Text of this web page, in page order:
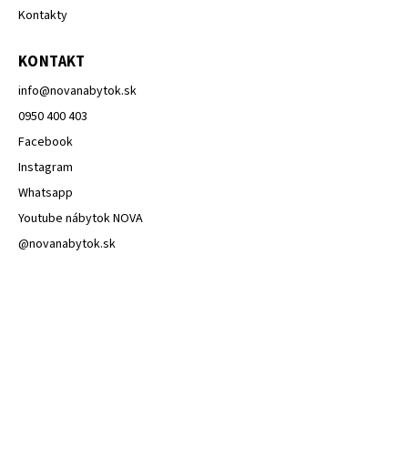
Kontakty
KONTAKT
info@novanabytok.sk
0950 400 403
Facebook
Instagram
Whatsapp
Youtube nábytok NOVA
@novanabytok.sk